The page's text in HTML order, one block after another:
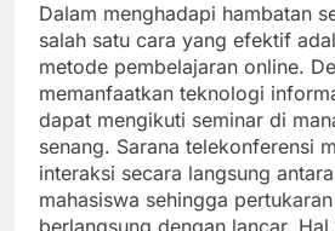
Dalam menghadapi hambatan
salah satu cara yang efektif
metode pembelajaran online.
memanfaatkan teknologi
dapat mengikuti seminar di
senang. Sarana telekonferensi
interaksi secara langsung
mahasiswa sehingga